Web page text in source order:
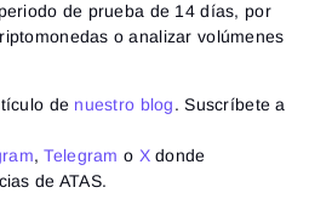
de prueba de 14 días, por
o analizar volúmenes
de nuestro blog. Suscríbete a
,Telegram o Xdonde
de ATAS.